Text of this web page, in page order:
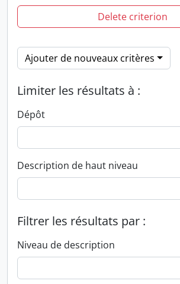
Delete criterion
Ajouter de nouveaux critères
Limiter les résultats à :
Dépôt
Description de haut niveau
Filtrer les résultats par :
Niveau de description